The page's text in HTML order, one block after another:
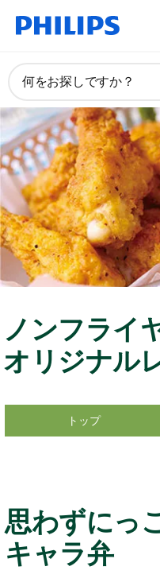
何をお探しですか？
ノンフライ
オリジナル
トップ
思わずにっ
キャラ弁